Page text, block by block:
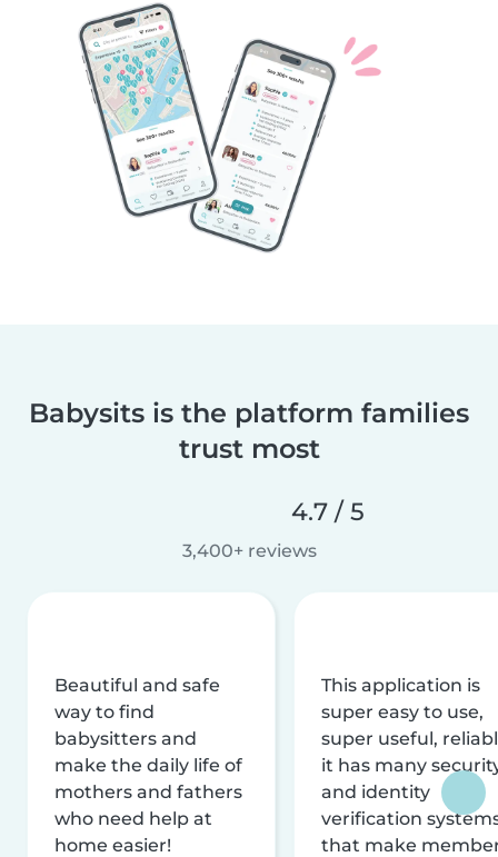
Babysits is the platform families
trust most
4.7 / 5
3,400+ reviews
Beautiful and safe
way to find
babysitters and
make the daily life of
mothers and fathers
who need help at
home easier!
This application is
super easy to use,
super useful,
it has many
and identity
verification
that make